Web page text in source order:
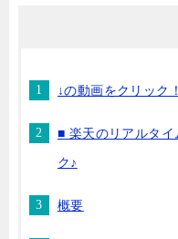
↓の動画をクリック
■ 楽天のリアルタ
ク♪
概要